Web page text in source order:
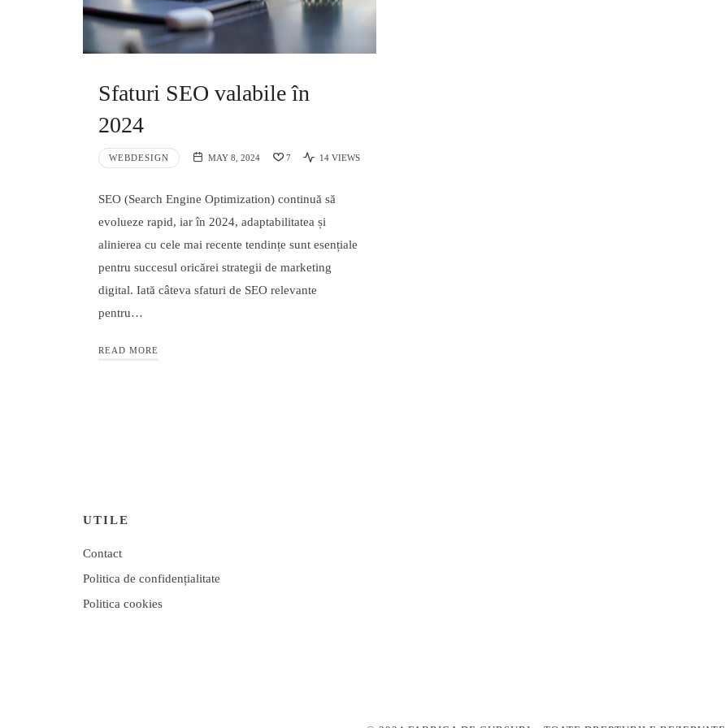
Sfaturi SEO valabile în
2024
WEBDESIGN MAY 8, 2024 7 14 VIEWS
SEO (Search Engine Optimization) continuă să
evolueze rapid, iar în 2024, adaptabilitatea și
alinierea cu cele mai recente tendințe sunt esențiale
pentru succesul oricărei strategii de marketing
digital. Iată câteva sfaturi de SEO relevante
pentru…
READ MORE
UTILE
Contact
Politica de confidențialitate
Politica cookies